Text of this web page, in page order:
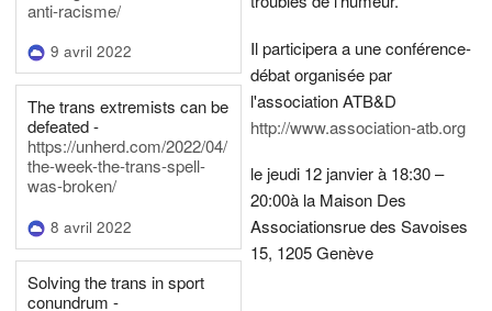
anti-racisme/
9 avril 2022
The trans extremists can be
defeated -
https://unherd.com/2022/04/
the-week-the-trans-spell-
was-broken/
8 avril 2022
Solving the trans in sport
conundrum -
Il participera a une conférence-
débat organisée par
l'association ATB&D
http://www.association-atb.org
le jeudi 12 janvier à 18:30 –
20:00à la Maison Des
Associationsrue des Savoises
15, 1205 Genève